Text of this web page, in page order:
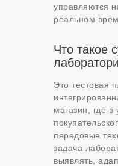
управляются
реальном
Что такое
Это тестовая
магазин, где в
передовые
задача
выявлять,